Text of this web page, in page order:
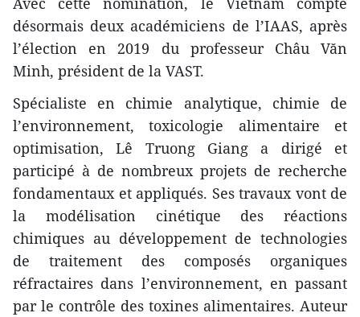
désormais deux académiciens de l’IAAS, après
l’élection en 2019 du professeur Châu Văn
Minh, président de la VAST.
Spécialiste en chimie analytique, chimie de
l’environnement, toxicologie alimentaire et
optimisation, Lê Truong Giang a dirigé et
participé à de nombreux projets de recherche
fondamentaux et appliqués. Ses travaux vont de
la modélisation cinétique des réactions
chimiques au développement de technologies
de traitement des composés organiques
réfractaires dans l’environnement, en passant
par le contrôle des toxines alimentaires. Auteur